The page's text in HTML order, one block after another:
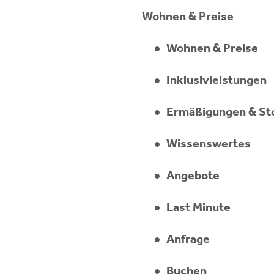
Wohnen & Preise
Wohnen & Preise
Inklusivleistungen
Ermäßigungen &
Wissenswertes
Angebote
Last Minute
Anfrage
Buchen